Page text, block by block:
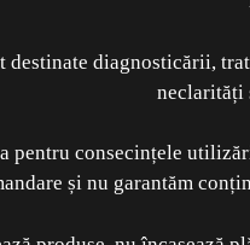
destinate diagnosticării,
neclarități
pentru consecințele
și nu garantăm